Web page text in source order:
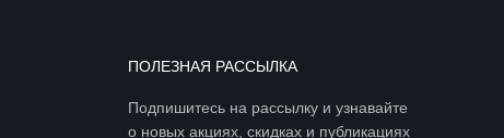
ПОЛЕЗНАЯ РАССЫЛКА
Подпишитесь на рассылку и узнавайте
о новых акциях, скидках и публикациях